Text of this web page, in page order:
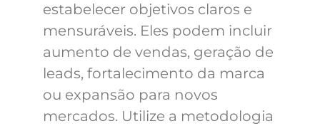
estabelecer objetivos claros e
mensuráveis. Eles podem incluir
aumento de vendas, geração de
leads, fortalecimento da marca
ou expansão para novos
mercados. Utilize a metodologia